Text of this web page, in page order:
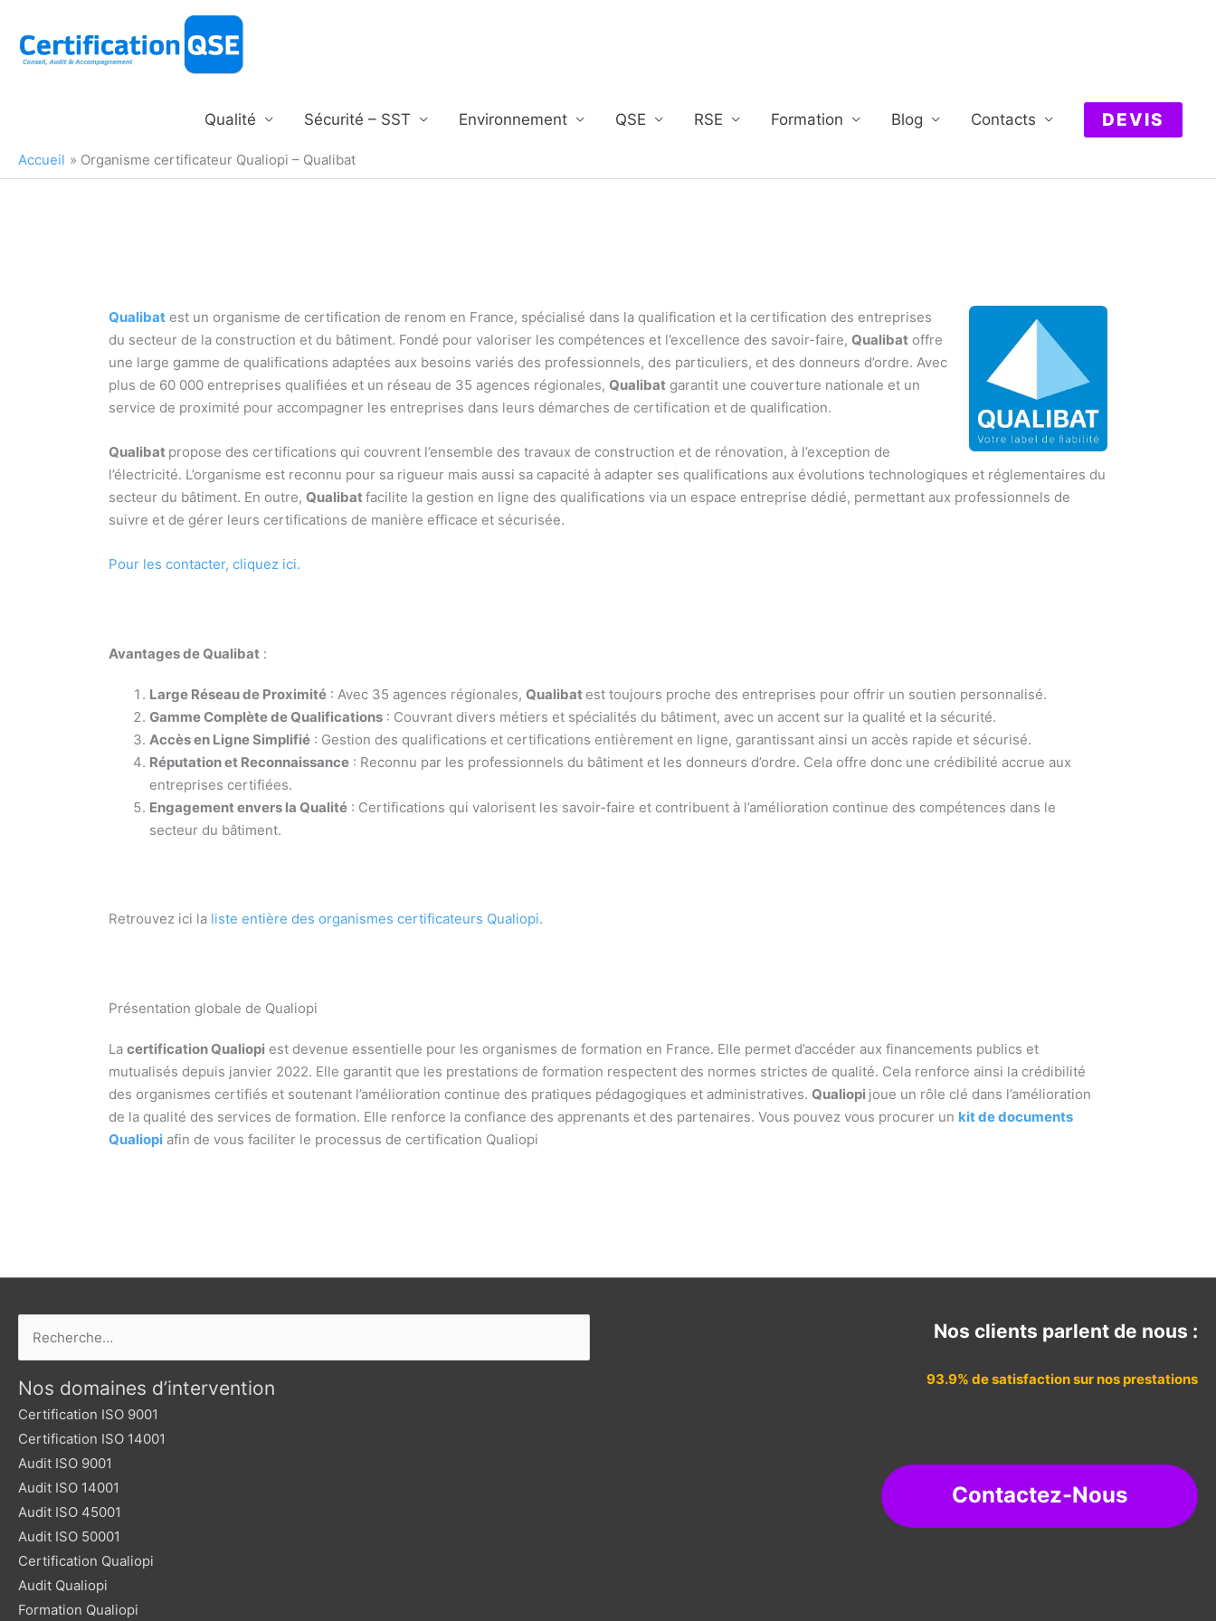
contenu
Qualité Sécurité – SST Environnement QSE RSE Formation Blog Contacts DEVIS
Accueil Organisme certificateur Qualiopi – Qualibat
Qualibat est un organisme de certification de renom en France, spécialisé dans la qualification et la certification des entreprises
du secteur de la construction et du bâtiment. Fondé pour valoriser les compétences et l’excellence des savoir-faire,Qualibat offre
une large gamme de qualifications adaptées aux besoins variés des professionnels, des particuliers, et des donneurs d’ordre. Avec
plus de 60 000 entreprises qualifiées et un réseau de 35 agences régionales,Qualibat garantit une couverture nationale et un
service de proximité pour accompagner les entreprises dans leurs démarches de certification et de qualification.
Qualibat propose des certifications qui couvrent l’ensemble des travaux de construction et de rénovation, à l’exception de
l’électricité. L’organisme est reconnu pour sa rigueur mais aussi sa capacité à adapter ses qualifications aux évolutions technologiques et réglementaires du
secteur du bâtiment. En outre,Qualibatfacilite la gestion en ligne des qualifications via un espace entreprise dédié, permettant aux professionnels de
suivre et de gérer leurs certifications de manière efficace et sécurisée.
Pour les contacter, cliquez ici.
Avantages de Qualibat :
Large Réseau de Proximité : Avec 35 agences régionales,Qualibat est toujours proche des entreprises pour offrir un soutien personnalisé.
Gamme Complète de Qualifications : Couvrant divers métiers et spécialités du bâtiment, avec un accent sur la qualité et la sécurité.
Accès en Ligne Simplifié : Gestion des qualifications et certifications entièrement en ligne, garantissant ainsi un accès rapide et sécurisé.
Réputation et Reconnaissance : Reconnu par les professionnels du bâtiment et les donneurs d’ordre. Cela offre donc une crédibilité accrue aux
entreprises certifiées.
Engagement envers la Qualité : Certifications qui valorisent les savoir-faire et contribuent à l’amélioration continue des compétences dans le
secteur du bâtiment.
Retrouvez ici la liste entière des organismes certificateurs Qualiopi.
Présentation globale de Qualiopi
Lacertification Qualiopi est devenue essentielle pour les organismes de formation en France. Elle permet d’accéder aux financements publics et
mutualisés depuis janvier 2022. Elle garantit que les prestations de formation respectent des normes strictes de qualité. Cela renforce ainsi la crédibilité
des organismes certifiés et soutenant l’amélioration continue des pratiques pédagogiques et administratives.Qualiopi joue un rôle clé dans l’amélioration
de la qualité des services de formation. Elle renforce la confiance des apprenants et des partenaires. Vous pouvez vous procurer un kit de documents
Qualiopi afin de vous faciliter le processus de certification Qualiopi
Nos domaines d’intervention
Certification ISO 9001
Certification ISO 14001
Audit ISO 9001
Audit ISO 14001
Audit ISO 45001
Audit ISO 50001
Certification Qualiopi
Audit Qualiopi
Formation Qualiopi
Nos clients parlent de nous :
93.9% de satisfaction sur nos prestations
Contactez-Nous